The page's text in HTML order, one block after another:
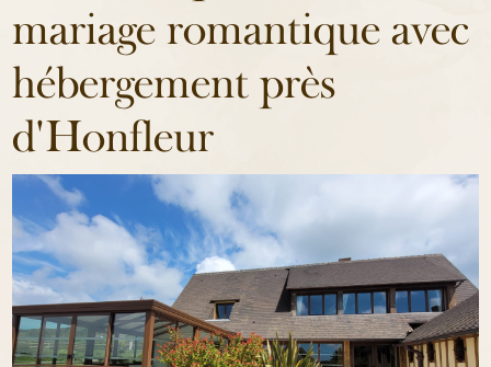
mariage romantique avec
hébergement près
d'Honfleur